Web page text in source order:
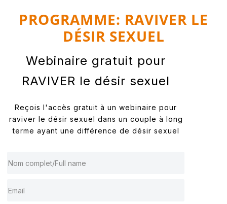
PROGRAMME: RAVIVER LE
DÉSIR SEXUEL
Webinaire gratuit pour
RAVIVER le désir sexuel
Reçois l'accès gratuit à un webinaire pour
raviver le désir sexuel dans un couple à long
terme ayant une différence de désir sexuel